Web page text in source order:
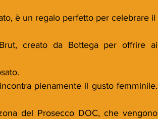
è un regalo perfetto per celebrare il
creato da Bottega per offrire ai
pienamente il gusto femminile.
del Prosecco DOC, che vengono